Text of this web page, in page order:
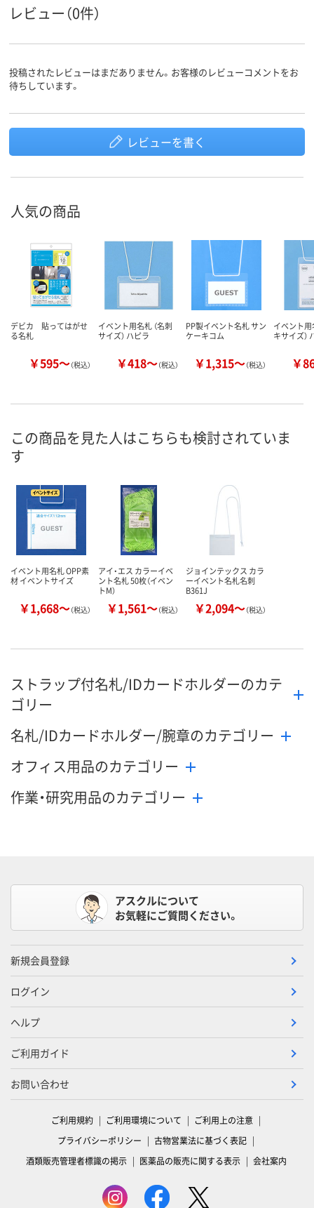
レビュー（0件）
投稿されたレビューはまだありません。お客様のレビューコメントをお
待ちしています。
レビューを書く
人気の商品
デビカ 貼ってはがせ
る名札
￥595～（税込）
イベント用名札 （名刺
サイズ） ハピラ
￥418～（税込）
PP製イベント名札 サン
ケーキコム
￥1,315～（税込）
イベント用
キサイズ）
￥
この商品を見た人はこちらも検討されていま
す
イベント用名札 OPP素
材 イベントサイズ
￥1,668～（税込）
アイ・エス カラーイベ
ント名札 50枚（イベン
トM）
￥1,561～（税込）
ジョインテックス カラ
ーイベント名札名刺
B361J
￥2,094～（税込）
ストラップ付名札/IDカードホルダーのカテ
ゴリー
名札/IDカードホルダー/腕章のカテゴリー
オフィス用品のカテゴリー
作業・研究用品のカテゴリー
アスクルについて
お気軽にご質問ください。
新規会員登録
ログイン
ヘルプ
ご利用ガイド
お問い合わせ
ご利用規約 ご利用環境について
ご利用上の注意
プライバシーポリシー
古物営業法に基づく表記
酒類販売管理者標識の掲示
医薬品の販売に関する表示 会社案内